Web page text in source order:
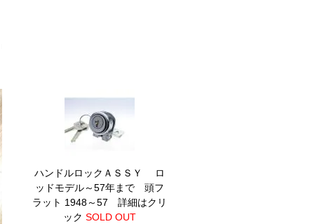
ハンドルロックＡＳＳＹ ロ
ッドモデル～57年まで 頭フ
ラット 1948～57 詳細はクリ
ック SOLD OUT